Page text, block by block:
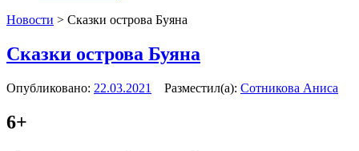
Новости > Сказки острова Буяна
Сказки острова Буяна
Опубликовано: 22.03.2021 Разместил(а): Сотникова Аниса
6+